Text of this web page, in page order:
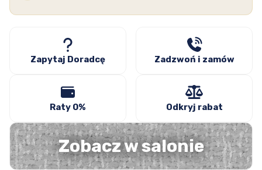
Zapytaj Doradcę Zadzwoń i zamów
Raty 0% Odkryj rabat
Zobacz w salonie